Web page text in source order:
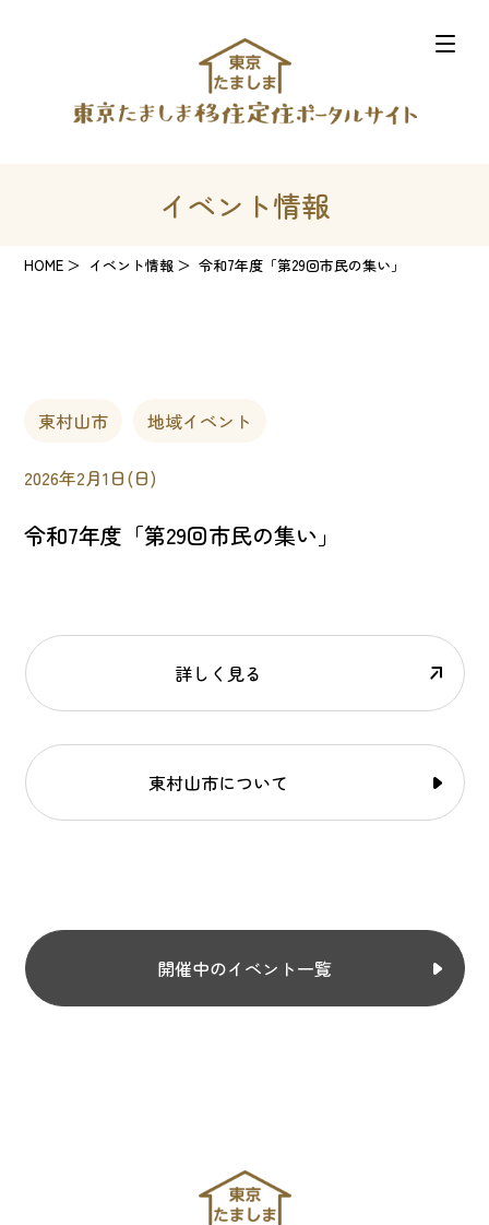
イベント情報
HOME イベント情報 令和7年度「第29回市民の集い」
東村山市 地域イベント
2026年2月1日(日)
令和7年度「第29回市民の集い」
詳しく見る
東村山市について
開催中のイベント一覧